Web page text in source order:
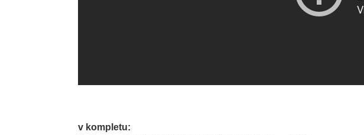
v kompletu: